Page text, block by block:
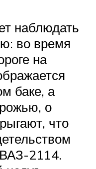
наблюдать
во время
на
баке, а
о
что
2114.